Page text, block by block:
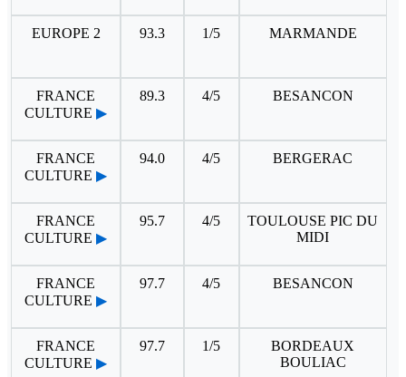
EUROPE 2 93.3 1/5 MARMANDE
FRANCE
CULTURE ▶
89.3 4/5 BESANCON
FRANCE
CULTURE ▶
94.0 4/5 BERGERAC
FRANCE
CULTURE ▶
95.7 4/5
TOULOUSE PIC DU
MIDI
FRANCE
CULTURE ▶
97.7 4/5 BESANCON
FRANCE
CULTURE ▶
97.7 1/5
BORDEAUX
BOULIAC